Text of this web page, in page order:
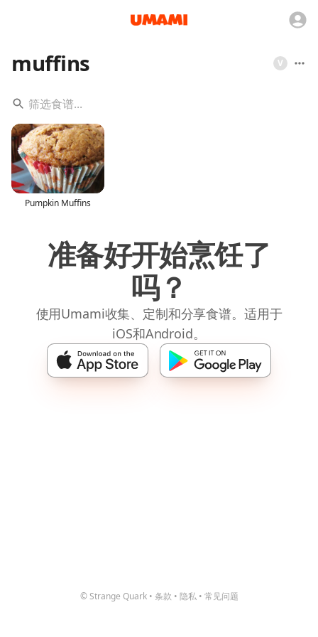
muffins V
Pumpkin Muffins
准备好开始烹饪了
吗？
使用Umami收集、定制和分享食谱。适用于
iOS和Android。
© Strange Quark • 条款 • 隐私 • 常见问题